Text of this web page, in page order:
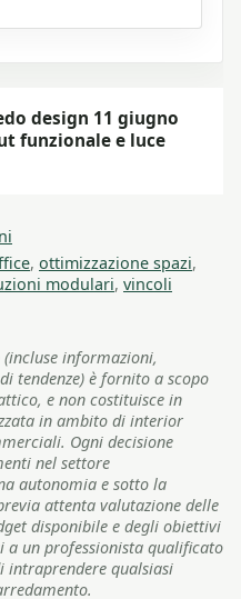
design 11 giugno
funzionale e luce
, ottimizzazione spazi,
modulari, vincoli
informazioni,
tendenze) è fornito a scopo
e non costituisce in
in ambito di interior
Ogni decisione
nel settore
autonomia e sotto la
attenta valutazione delle
disponibile e degli obiettivi
a un professionista qualificato
intraprendere qualsiasi